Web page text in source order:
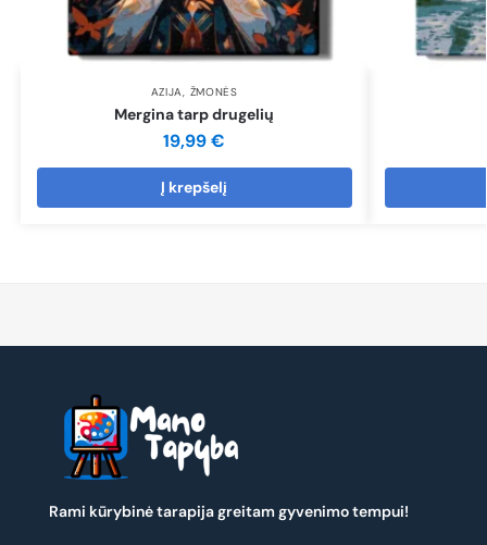
AZIJA, ŽMONĖS
Mergina tarp drugelių
19,99€
Į krepšelį
Rami kūrybinė tarapija greitam gyvenimo tempui!